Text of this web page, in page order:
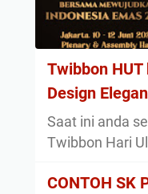
Twibbon
Design
Saat ini anda
Twibbon Hari
CONTOH SK